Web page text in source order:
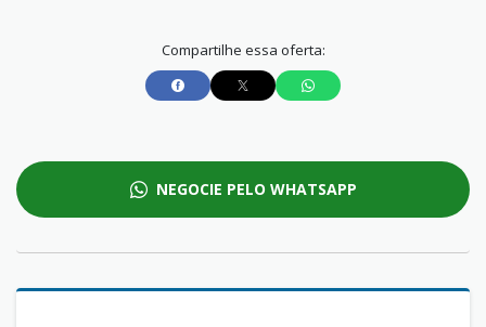
Compartilhe essa oferta:
NEGOCIE PELO WHATSAPP